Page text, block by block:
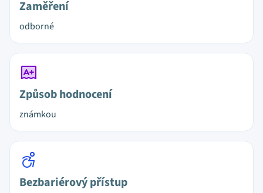
Zaměření
odborné
Způsob hodnocení
známkou
Bezbariérový přístup